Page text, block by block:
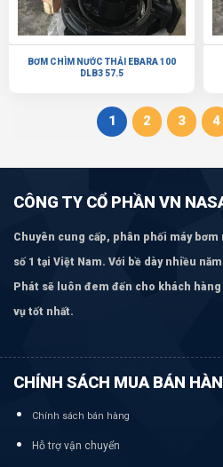
BƠM CHÌM NƯỚC THẢI EBARA 100
DLB3 57.5
1 2 3 4
CÔNG TY CỔ PHẦN VN
Chuyên cung cấp, phân phối máy bơm
số 1 tại Việt Nam. Với bề dày nhiều
Phát sẽ luôn đem đến cho khách
vụ tốt nhất.
CHÍNH SÁCH MUA BÁN
Chính sách bán hàng
Hỗ trợ vận chuyển